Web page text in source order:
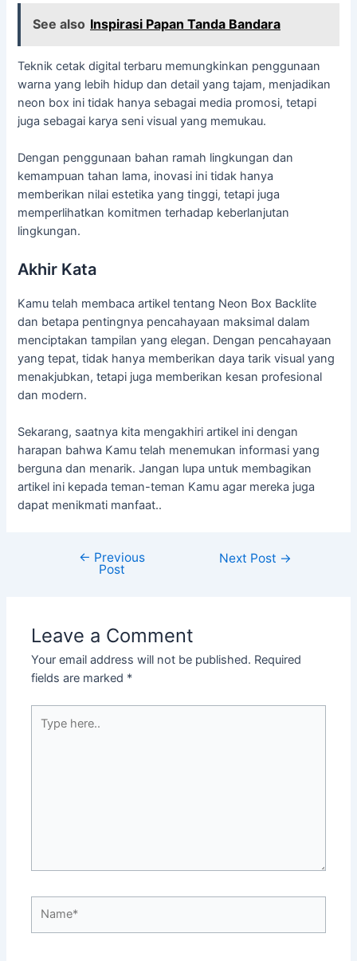
See also Inspirasi Papan Tanda Bandara
Teknik cetak digital terbaru memungkinkan penggunaan
warna yang lebih hidup dan detail yang tajam, menjadikan
neon box ini tidak hanya sebagai media promosi, tetapi
juga sebagai karya seni visual yang memukau.
Dengan penggunaan bahan ramah lingkungan dan
kemampuan tahan lama, inovasi ini tidak hanya
memberikan nilai estetika yang tinggi, tetapi juga
memperlihatkan komitmen terhadap keberlanjutan
lingkungan.
Akhir Kata
Kamu telah membaca artikel tentang Neon Box Backlite
dan betapa pentingnya pencahayaan maksimal dalam
menciptakan tampilan yang elegan. Dengan pencahayaan
yang tepat, tidak hanya memberikan daya tarik visual yang
menakjubkan, tetapi juga memberikan kesan profesional
dan modern.
Sekarang, saatnya kita mengakhiri artikel ini dengan
harapan bahwa Kamu telah menemukan informasi yang
berguna dan menarik. Jangan lupa untuk membagikan
artikel ini kepada teman-teman Kamu agar mereka juga
dapat menikmati manfaat..
← Previous
Post
Next Post →
Leave a Comment
Your email address will not be published. Required
fields are marked *
here..